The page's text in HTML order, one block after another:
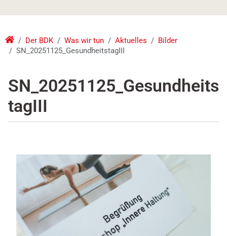
Der BDK Was wir tun Aktuelles
Bilder
SN_20251125_GesundheitstagIII
SN_20251125_Gesundheits
tagIII